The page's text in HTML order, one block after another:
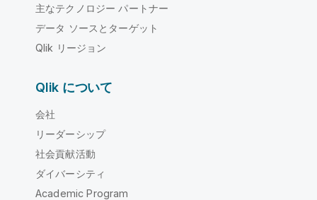
主なテクノロジー パートナー
データ ソースとターゲット
Qlik リージョン
Qlik について
会社
リーダーシップ
社会貢献活動
ダイバーシティ
Academic Program